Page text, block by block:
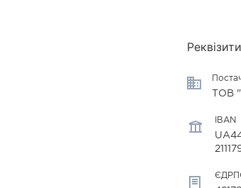
ТОВ
IBAN